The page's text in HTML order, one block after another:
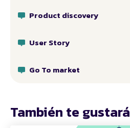
Product discovery
User Story
Go To market
También te gustará